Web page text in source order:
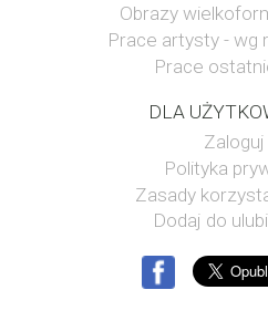
Obrazy
Prace artysty - wg
Prace
DLA
Zaloguj
Polityka
Zasady
Dodaj do